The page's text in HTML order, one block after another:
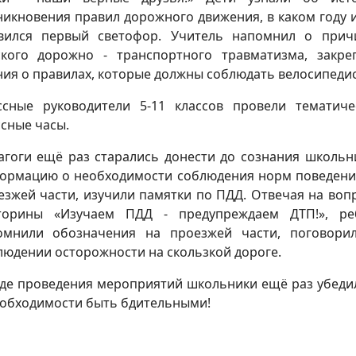
правил дорожного движения, в каком году
первый светофор. Учитель напомнил о
дорожно - транспортного травматизма,
о правилах, которые должны соблюдать
руководители 5-11 классов провели
часы.
ещё раз старались донести до сознания
о необходимости соблюдения норм
части, изучили памятки по ПДД. Отвечая на
«Изучаем ПДД - предупреждаем ДТП!»,
обозначения на проезжей части,
осторожности на скользкой дороге.
проведения мероприятий школьники ещё раз
быть бдительными!